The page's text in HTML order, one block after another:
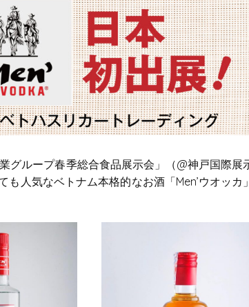
グループ春季総合食品展示会」（@神戸国際展
人気なベトナム本格的なお酒「Men’ウオッカ